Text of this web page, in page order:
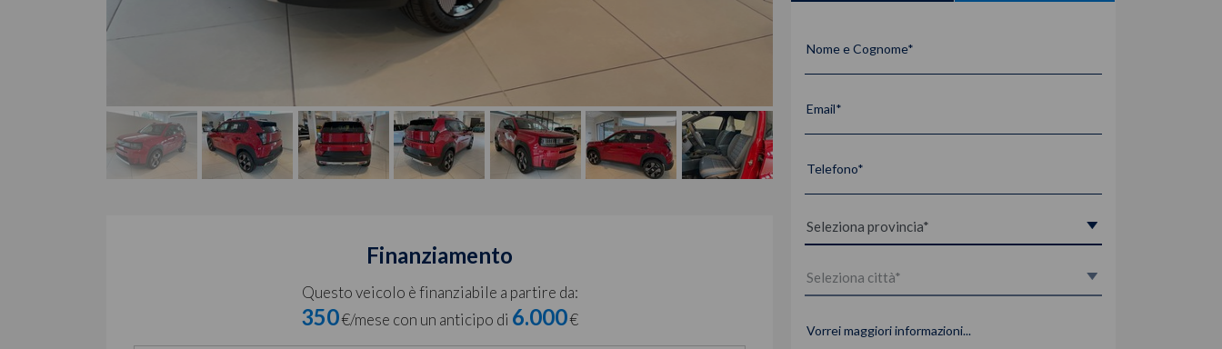
Finanziamento
Questo veicolo è finanziabile a partire da:
350€/mese con un anticipo di 6.000€
Nome e Cognome*
Email*
Telefono*
Vorrei maggiori informazioni...